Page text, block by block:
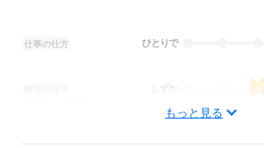
仕事の仕方 ひとりで
もっと見る